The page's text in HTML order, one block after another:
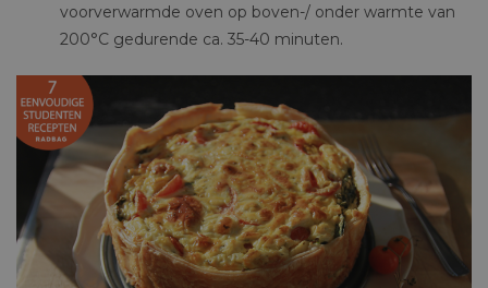
voorverwarmde oven op boven-/ onder warmte van
200°C gedurende ca. 35-40 minuten.